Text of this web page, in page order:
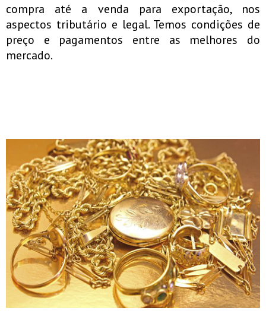
compra até a venda para exportação, nos
aspectos tributário e legal. Temos condições de
preço e pagamentos entre as melhores do
mercado.